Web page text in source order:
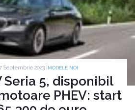
Septembrie 2023 | MODELE NOI
Seria 5, disponibil
PHEV: start